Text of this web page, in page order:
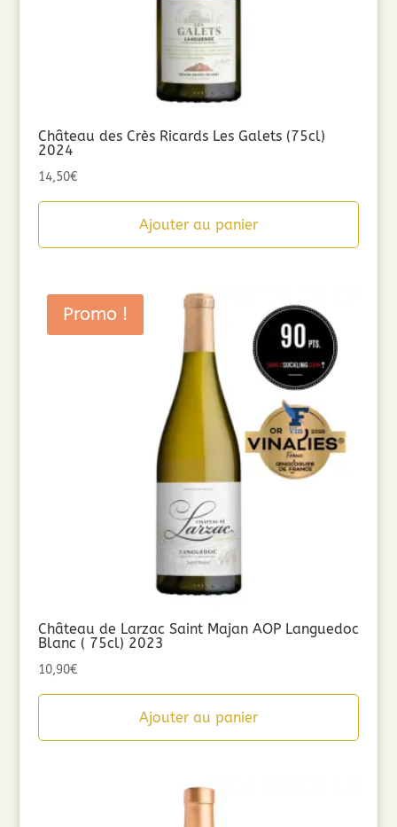
Château des Crès Ricards Les Galets (75cl)
2024
14,50€
Ajouter au panier
Promo !
Château de Larzac Saint Majan AOP Languedoc
Blanc ( 75cl) 2023
10,90€
Ajouter au panier